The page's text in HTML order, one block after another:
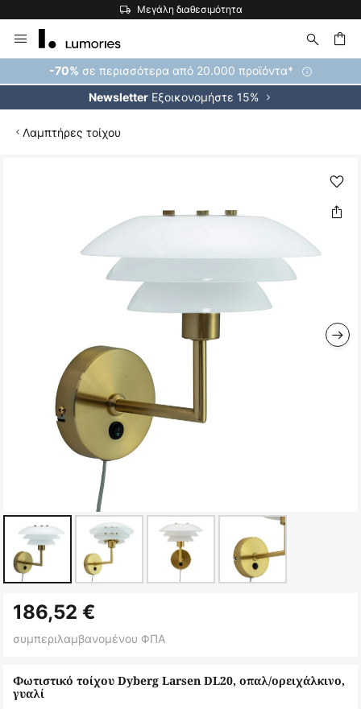
Μεγάλη διαθεσιμότητα
Μετάβαση
στο
περιεχόμενο
-70% σε περισσότερα από 20.000 προϊόντα*
Newsletter Εξοικονομήστε 15%
Λαμπτήρες τοίχου
στην
αρχή
συλλογής
εικόνων
Φωτιστικό τοίχου Dyberg Larsen DL20, οπαλ/ορειχάλκινο,
γυαλί
186,52 €
συμπεριλαμβανομένου ΦΠΑ